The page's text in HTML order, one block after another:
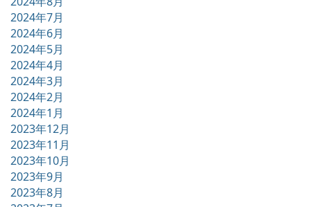
2024年7月
2024年6月
2024年5月
2024年4月
2024年3月
2024年2月
2024年1月
2023年12月
2023年11月
2023年10月
2023年9月
2023年8月